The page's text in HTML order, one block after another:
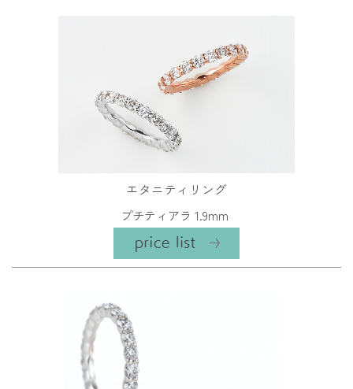
エタニティリング
プチティアラ 1.9mm